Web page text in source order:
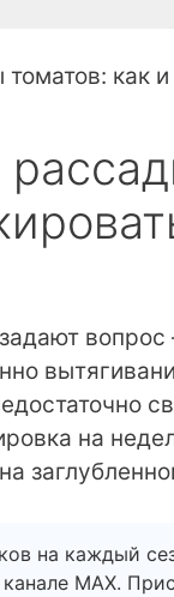
на
на каждый
МАХ.